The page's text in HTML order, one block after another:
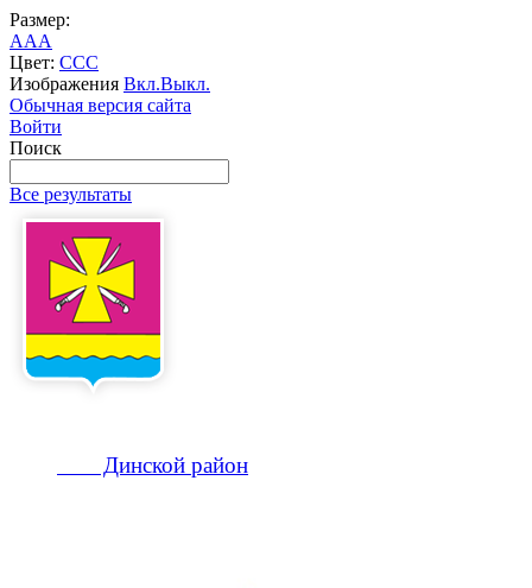
Размер:
AAA
Цвет: CCC
Изображения Вкл.Выкл.
Обычная версия сайта
Войти
Поиск
Все результаты
Динской район